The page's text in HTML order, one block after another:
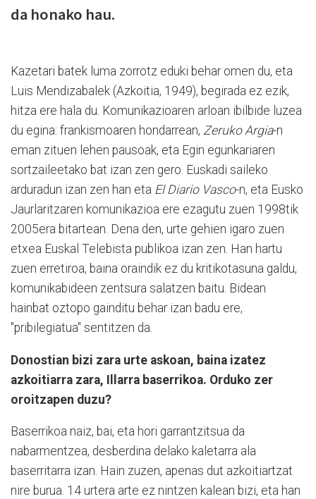
da honako hau.
Kazetari batek luma zorrotz eduki behar omen du, eta
Luis Mendizabalek (Azkoitia, 1949), begirada ez ezik,
hitza ere hala du. Komunikazioaren arloan ibilbide luzea
du egina: frankismoaren hondarrean, Zeruko Argia-n
eman zituen lehen pausoak, eta Egin egunkariaren
sortzaileetako bat izan zen gero. Euskadi saileko
arduradun izan zen han eta El Diario Vasco-n, eta Eusko
Jaurlaritzaren komunikazioa ere ezagutu zuen 1998tik
2005era bitartean. Dena den, urte gehien igaro zuen
etxea Euskal Telebista publikoa izan zen. Han hartu
zuen erretiroa, baina oraindik ez du kritikotasuna galdu,
komunikabideen zentsura salatzen baitu. Bidean
hainbat oztopo gainditu behar izan badu ere,
"pribilegiatua" sentitzen da.
Donostian bizi zara urte askoan, baina izatez
azkoitiarra zara, Illarra baserrikoa. Orduko zer
oroitzapen duzu?
Baserrikoa naiz, bai, eta hori garrantzitsua da
nabarmentzea, desberdina delako kaletarra ala
baserritarra izan. Hain zuzen, apenas dut azkoitiartzat
nire burua. 14 urtera arte ez nintzen kalean bizi, eta han